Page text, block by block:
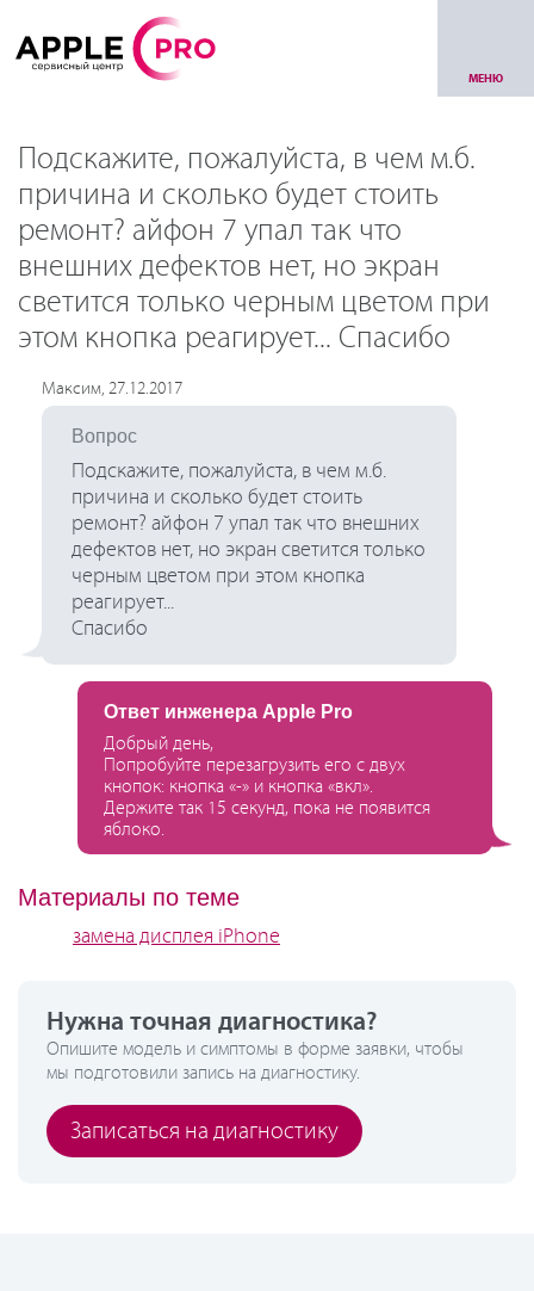
МЕНЮ
Подскажите, пожалуйста, в чем м.б.
причина и сколько будет стоить
ремонт? айфон 7 упал так что
внешних дефектов нет, но экран
светится только черным цветом при
этом кнопка реагирует... Спасибо
Максим, 27.12.2017
Вопрос
Подскажите, пожалуйста, в чем м.б.
причина и сколько будет стоить
ремонт? айфон 7 упал так что внешних
дефектов нет, но экран светится только
черным цветом при этом кнопка
реагирует...
Спасибо
Ответ инженера Apple Pro
Добрый день,
Попробуйте перезагрузить его с двух
кнопок: кнопка «-» и кнопка «вкл».
Держите так 15 секунд, пока не появится
яблоко.
Материалы по теме
замена дисплея iPhone
Нужна точная диагностика?
Опишите модель и симптомы в форме заявки, чтобы
мы подготовили запись на диагностику.
Записаться на диагностику